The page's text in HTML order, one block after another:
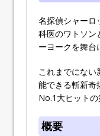
名探偵シャーロ
科医のワトソン
ーヨークを舞台
これまでにな
能できる斬新奇
No.1大ヒットの
概要